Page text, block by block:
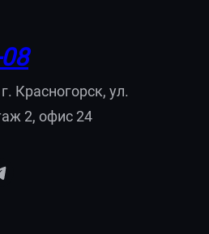
Красногорск, ул.
2, офис 24